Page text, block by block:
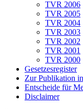
TVR 2006
TVR 2005
TVR 2004
TVR 2003
TVR 2002
TVR 2001
TVR 2000
Gesetzesregister
Zur Publikation
Entscheide für
Disclaimer